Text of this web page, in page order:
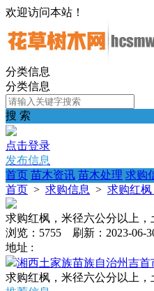
欢迎访问本站！
分类信息
分类信息
搜 索
点击登录
发布信息
首页 苗木资讯 苗木处理 求购
首页 > 求购信息 > 求购红
求购红枫，米径六公分以上
浏览：5755 刷新：2023-06-
地址 :
湘西土家族苗族自治州吉首
求购红枫，米径六公分以上